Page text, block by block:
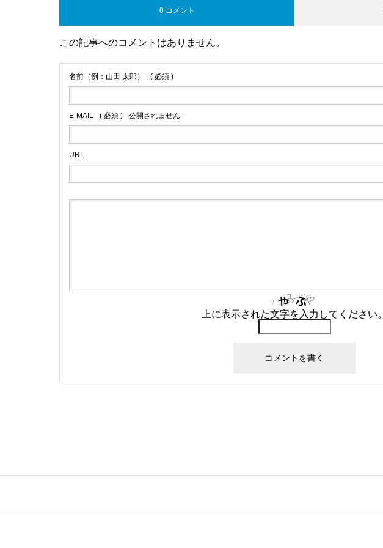
0 コメント
この記事へのコメントはありません。
名前（例：山田 太郎） ( 必須 )
E-MAIL ( 必須 ) - 公開されません -
URL
上に表示された文字を入力してください。